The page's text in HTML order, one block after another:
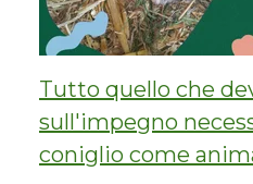
Tutto quello che
sull'impegno
coniglio come